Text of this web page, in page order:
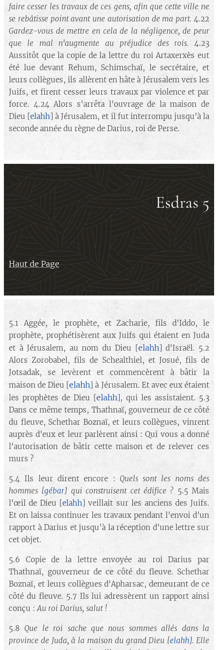
faire cesser les travaux de ces gens, afin que cette ville ne
se rebâtisse point avant une autorisation de ma part. 4.22
Gardez-vous de mettre en cela de la négligence, de peur
que le mal n'augmente au préjudice des rois.4.23
Aussitôt que la copie de la lettre du roi Artaxerxès eut
été lue devant Rehum, Schimschaï, le secrétaire, et
leurs collègues, ils allèrent en hâte à Jérusalem vers les
Juifs, et firent cesser leurs travaux par violence et par
force. 4.24 Alors s'arrêta l'ouvrage de la maison de
Dieu [elahh] à Jérusalem, et il fut interrompu jusqu'à la
seconde année du règne de Darius, roi de Perse.
Esdras 5
Haut de Page
5.1 Aggée, le prophète, et Zacharie, fils d'Iddo, le
prophète, prophétisèrent aux Juifs qui étaient en Juda
et à Jérusalem, au nom du Dieu [ elahh] d'Israël. 5.2
Alors Zorobabel, fils de Schealthiel, et Josué, fils de
Jotsadak, se levèrent et commencèrent à bâtir la
maison de Dieu [elahh ] à Jérusalem. Et avec eux étaient
les prophètes de Dieu [elahh], qui les assistaient. 5.3
Dans ce même temps, Thathnaï, gouverneur de ce côté
du fleuve, Schethar Boznaï, et leurs collègues, vinrent
auprès d'eux et leur parlèrent ainsi : Qui vous a donné
l'autorisation de bâtir cette maison et de relever ces
murs ?
5.4 Ils leur dirent encore : Quels sont les noms des
hommes [gébar] qui construisent cet édifice ? 5.5 Mais
l'œil de Dieu [elahh ] veillait sur les anciens des Juifs.
Et on laissa continuer les travaux pendant l'envoi d'un
rapport à Darius et jusqu'à la réception d'une lettre sur
cet objet.
5.6 Copie de la lettre envoyée au roi Darius par
Thathnaï, gouverneur de ce côté du fleuve. Schethar
Boznaï, et leurs collègues d'Apharsac, demeurant de ce
côté du fleuve. 5.7 Ils lui adressèrent un rapport ainsi
conçu :Au roi Darius, salut !
5.8Que le roi sache que nous sommes allés dans la
province de Juda, à la maison du grand Dieu [elahh]. Elle